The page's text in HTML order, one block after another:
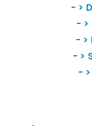
- >
- >
- >
- >
- >